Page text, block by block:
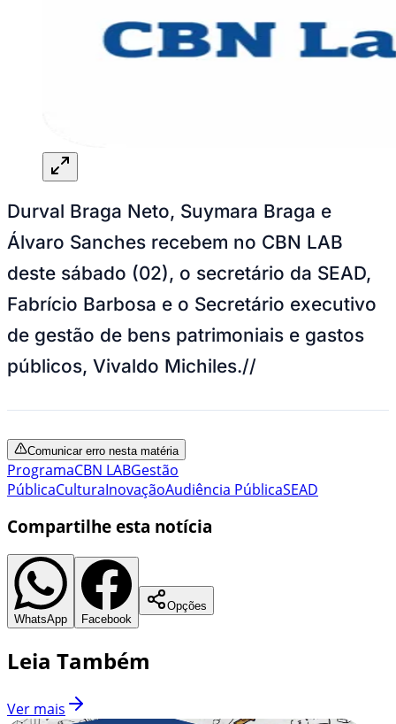
Durval Braga Neto, Suymara Braga e
Álvaro Sanches recebem no CBN LAB
deste sábado (02), o secretário da SEAD,
Fabrício Barbosa e o Secretário executivo
de gestão de bens patrimoniais e gastos
públicos, Vivaldo Michiles.//
Comunicar erro nesta matéria
ProgramaCBN LABGestão
PúblicaCulturaInovaçãoAudiência PúblicaSEAD
Compartilhe esta notícia
WhatsApp Facebook
Opções
Leia Também
Ver mais